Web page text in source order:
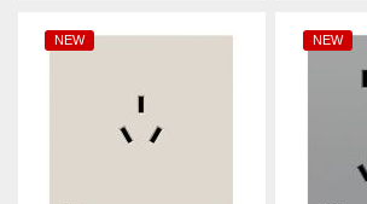
NEW NEW